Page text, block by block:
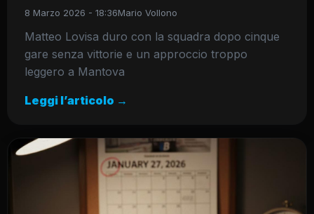
8 Marzo 2026 - 18:36Mario Vollono
Matteo Lovisa duro con la squadra dopo cinque
gare senza vittorie e un approccio troppo
leggero a Mantova
Leggi l’articolo →